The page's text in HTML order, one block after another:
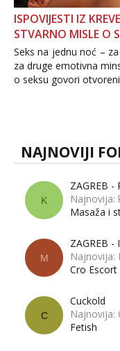
ISPOVIJESTI IZ
STVARNO MISLE O
Seks na jednu noć –
za druge emotivna
o seksu govori
dalje izaziva burne
NAJNOVIJI
K
ZAGREB -
Najnovija:
Masaža i
M
ZAGREB
Najnovija:
Cro
C
Cuckold
Najnovija:
Fetish